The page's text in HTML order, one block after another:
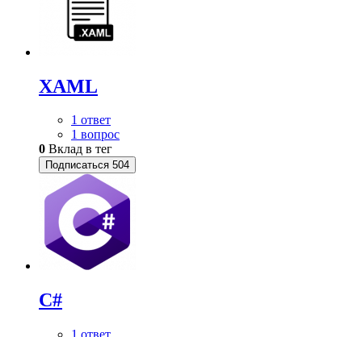
XAML
1 ответ
1 вопрос
0 Вклад в тег
Подписаться 504
C#